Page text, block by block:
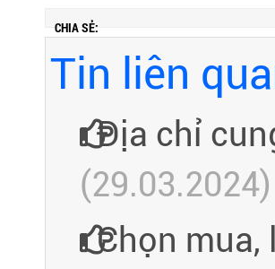
CHIA SẺ:
Tin liên
Địa chỉ
(29.03.2024)
Chọn